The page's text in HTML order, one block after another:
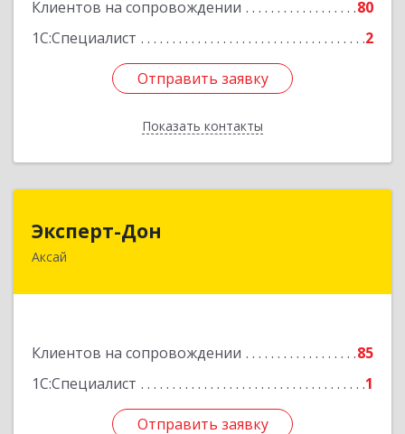
Клиентов на сопровождении
80
1С:Специалист
2
Отправить заявку
Показать контакты
Подробнее
Отправить заявку
Назад
Эксперт-Дон
Аксай
Клиентов на сопровождении
85
1С:Специалист
1
Отправить заявку
346720, Ростовская обл, Аксай г, Буденного ул,
Отправить заявку